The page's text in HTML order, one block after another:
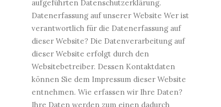
aufgeführten Datenschutzerklärung.
Datenerfassung auf unserer Website Wer ist
verantwortlich für die Datenerfassung auf
dieser Website? Die Datenverarbeitung auf
dieser Website erfolgt durch den
Websitebetreiber. Dessen Kontaktdaten
können Sie dem Impressum dieser Website
entnehmen. Wie erfassen wir Ihre Daten?
Ihre Daten werden zum einen dadurch